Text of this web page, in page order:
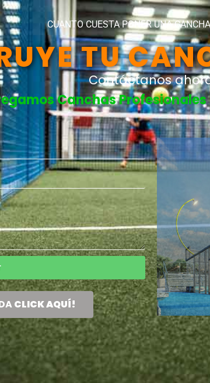
CUANTO CUESTA PONER UNA
TU
Contáctanos
Canchas
CLICK AQUÍ!